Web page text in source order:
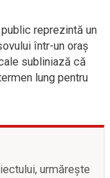
reprezintă un
într-un oraș
subliniază că
lung pentru
urmărește